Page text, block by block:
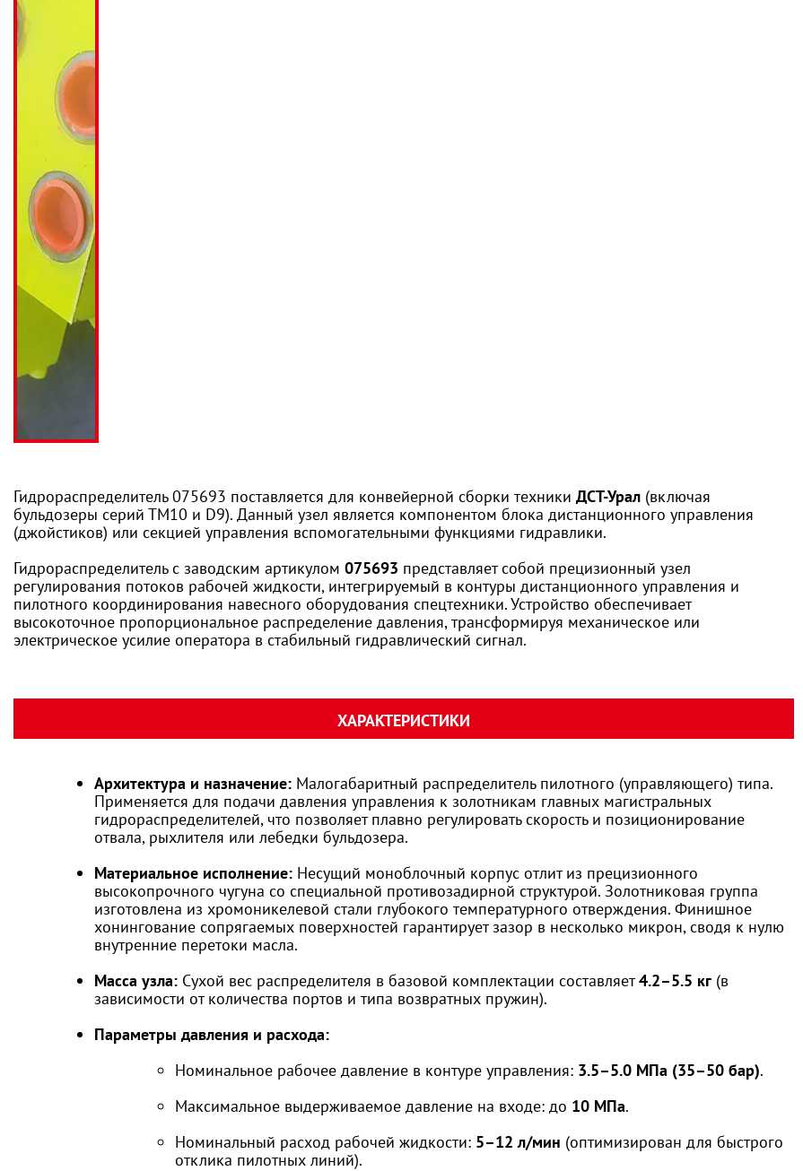
Гидрораспределитель 075693 поставляется для конвейерной сборки техники ДСТ-Урал (включая
бульдозеры серий ТМ10 и D9). Данный узел является компонентом блока дистанционного управления
(джойстиков) или секцией управления вспомогательными функциями гидравлики.
Гидрораспределитель с заводским артикулом 075693 представляет собой прецизионный узел
регулирования потоков рабочей жидкости, интегрируемый в контуры дистанционного управления и
пилотного координирования навесного оборудования спецтехники. Устройство обеспечивает
высокоточное пропорциональное распределение давления, трансформируя механическое или
электрическое усилие оператора в стабильный гидравлический сигнал.
ХАРАКТЕРИСТИКИ
Архитектура и назначение: Малогабаритный распределитель пилотного (управляющего) типа.
Применяется для подачи давления управления к золотникам главных магистральных
гидрораспределителей, что позволяет плавно регулировать скорость и позиционирование
отвала, рыхлителя или лебедки бульдозера.
Материальное исполнение: Несущий моноблочный корпус отлит из прецизионного
высокопрочного чугуна со специальной противозадирной структурой. Золотниковая группа
изготовлена из хромоникелевой стали глубокого температурного отверждения. Финишное
хонингование сопрягаемых поверхностей гарантирует зазор в несколько микрон, сводя к нулю
внутренние перетоки масла.
Масса узла: Сухой вес распределителя в базовой комплектации составляет4.2–5.5 кг (в
зависимости от количества портов и типа возвратных пружин).
Параметры давления и расхода:
Номинальное рабочее давление в контуре управления: 3.5–5.0 МПа (35–50 бар).
Максимальное выдерживаемое давление на входе: до 10 МПа.
Номинальный расход рабочей жидкости: 5–12 л/мин (оптимизирован для быстрого
отклика пилотных линий).